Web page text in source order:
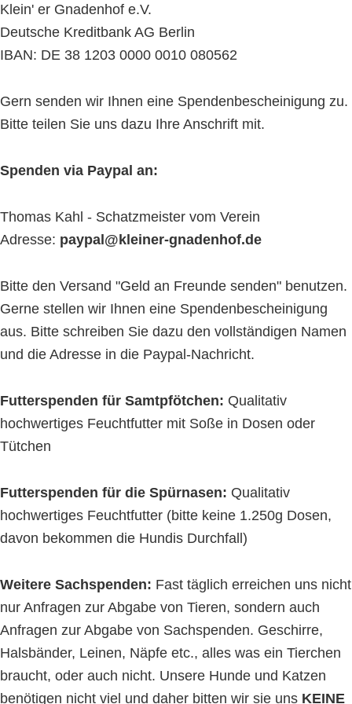
Klein' er Gnadenhof e.V.
Deutsche Kreditbank AG Berlin
IBAN: DE 38 1203 0000 0010 080562
Gern senden wir Ihnen eine Spendenbescheinigung zu.
Bitte teilen Sie uns dazu Ihre Anschrift mit.
Spenden via Paypal an:
Thomas Kahl - Schatzmeister vom Verein
Adresse: paypal@kleiner-gnadenhof.de
Bitte den Versand "Geld an Freunde senden" benutzen.
Gerne stellen wir Ihnen eine Spendenbescheinigung
aus. Bitte schreiben Sie dazu den vollständigen Namen
und die Adresse in die Paypal-Nachricht.
Futterspenden für Samtpfötchen: Qualitativ
hochwertiges Feuchtfutter mit Soße in Dosen oder
Tütchen
Futterspenden für die Spürnasen: Qualitativ
hochwertiges Feuchtfutter (bitte keine 1.250g Dosen,
davon bekommen die Hundis Durchfall)
Weitere Sachspenden: Fast täglich erreichen uns nicht
nur Anfragen zur Abgabe von Tieren, sondern auch
Anfragen zur Abgabe von Sachspenden. Geschirre,
Halsbänder, Leinen, Näpfe etc., alles was ein Tierchen
braucht, oder auch nicht. Unsere Hunde und Katzen
benötigen nicht viel und daher bitten wir sie uns KEINE